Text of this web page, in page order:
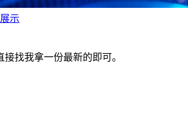
示
找我拿一份最新的即可。